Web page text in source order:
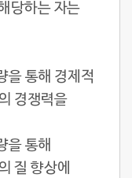
당하는 자는
을 통해 경제적
경쟁력을
을 통해
질 향상에